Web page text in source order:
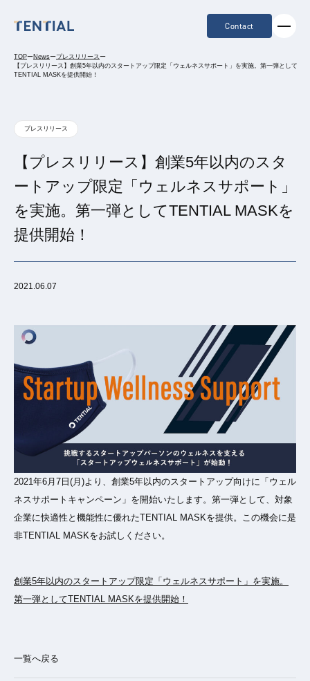
Contact
TOPーNewsープレスリリースー
【プレスリリース】創業5年以内のスタートアップ限定「ウェルネスサポート」を実施。第一弾として
TENTIAL MASKを提供開始！
プレスリリース
【プレスリリース】創業5年以内のスタ
ートアップ限定「ウェルネスサポート」
を実施。第一弾としてTENTIAL MASKを
提供開始！
2021.06.07
2021年6月7日(月)より、創業5年以内のスタートアップ向けに「ウェル
ネスサポートキャンペーン」を開始いたします。第一弾として、対象
企業に快適性と機能性に優れたTENTIAL MASKを提供。この機会に是
非TENTIAL MASKをお試しください。
創業5年以内のスタートアップ限定「ウェルネスサポート」を実施。
第一弾としてTENTIAL MASKを提供開始！
一覧へ戻る